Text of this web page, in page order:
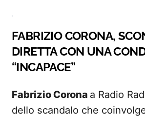
FABRIZIO CORONA,
DIRETTA CON UNA
“INCAPACE”
Fabrizio Corona a Radio
dello scandalo che